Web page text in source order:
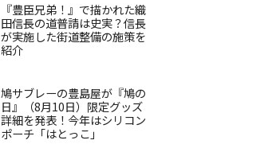
『豊臣兄弟！』で描かれた織
田信長の道普請は史実？信長
が実施した街道整備の施策を
紹介
鳩サブレーの豊島屋が『鳩の
日』（8月10日）限定グッズ
詳細を発表！今年はシリコン
ポーチ「はとっこ」